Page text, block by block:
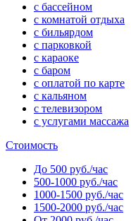
с бассейном
с комнатой отдыха
с бильярдом
с парковкой
с караоке
с баром
с оплатой по карте
с кальяном
с телевизором
с услугами массажа
Стоимость
До 500 руб./час
500-1000 руб./час
1000-1500 руб./час
1500-2000 руб./час